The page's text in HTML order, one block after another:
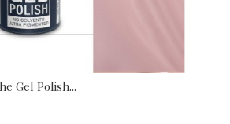
Gel Polish...